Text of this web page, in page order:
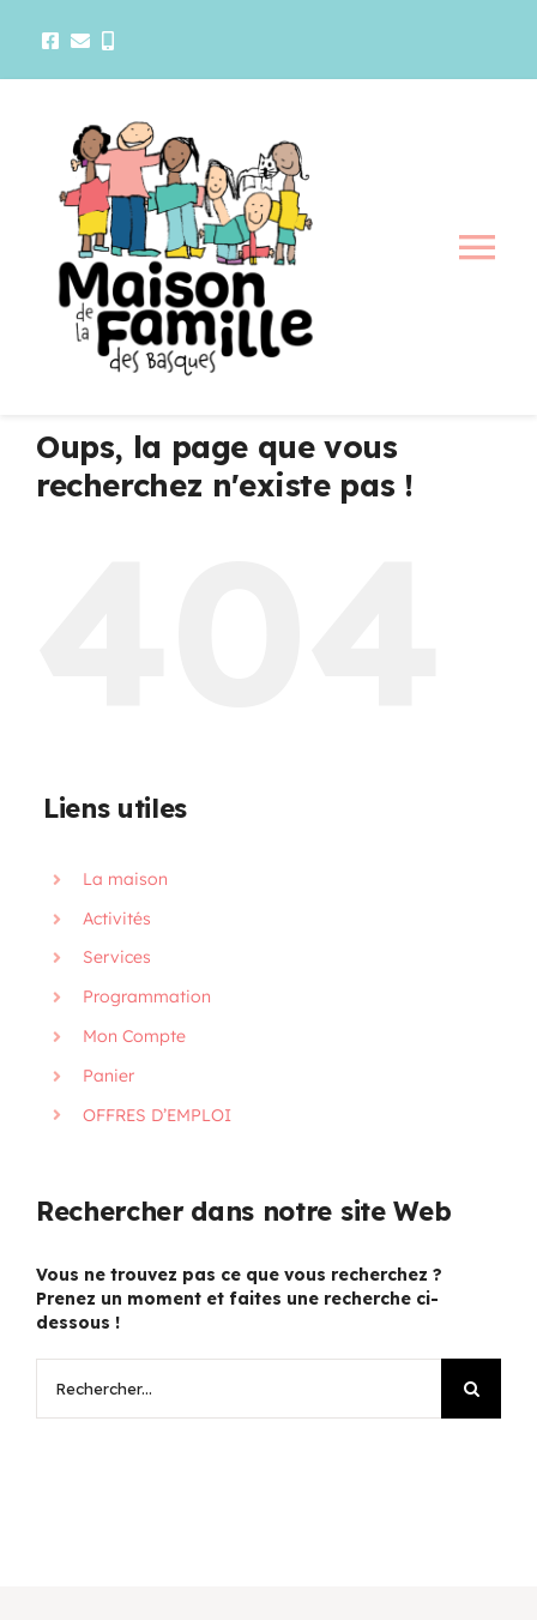
La maison
Services
OFFRES D’EMPLOI
Oups, la page que vous
recherchez n'existe pas !
Liens utiles
La maison
Activités
Services
Programmation
Mon Compte
Panier
OFFRES D’EMPLOI
Rechercher dans notre site Web
Vous ne trouvez pas ce que vous recherchez ?
Prenez un moment et faites une recherche ci-
dessous !